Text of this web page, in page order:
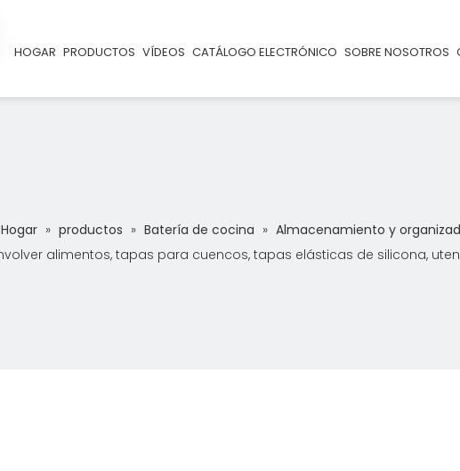
HOGAR PRODUCTOS VÍDEOS CATÁLOGO ELECTRÓNICO SOBRE NOSOTROS
Hogar » productos » Batería de cocina » Almacenamiento y
alimentos, tapas para cuencos, tapas elásticas de silicona,